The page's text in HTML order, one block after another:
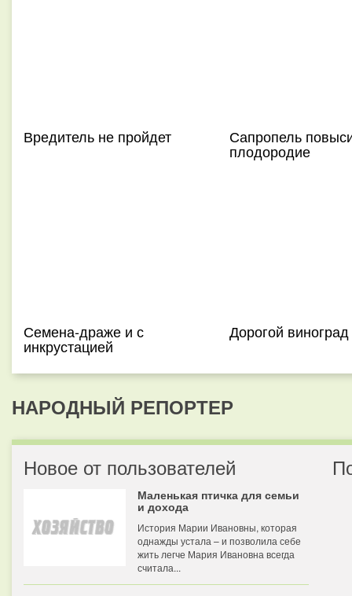
Вредитель не пройдет Сапропель
плодородие
Семена-драже и с
инкрустацией
Дорогой виноград
НАРОДНЫЙ РЕПОРТЕР
Новое от пользователей
Маленькая птичка для семьи
и дохода
История Марии Ивановны, которая
однажды устала – и позволила себе
жить легче Мария Ивановна всегда
считала...